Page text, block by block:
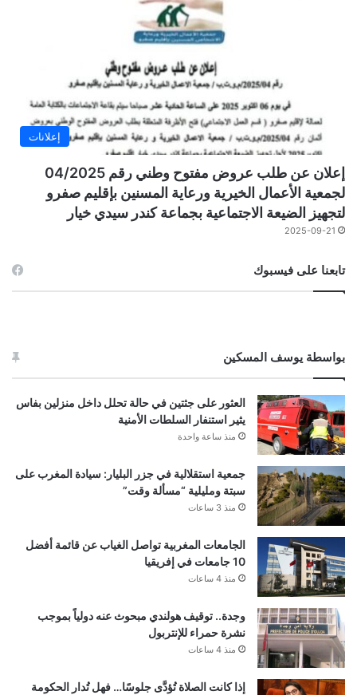
إعلانات
إعلان عن طلب عروض مفتوح وطني رقم 04/2025
لجمعية الأعمال الخيرية ورعاية المسنين بإقليم صفرو
لتجهيز الضيعة الاجتماعية بجماعة كندر سيدي خيار
2025-09-21
تابعنا على فيسبوك
بواسطة يوسف المسكين
العثور على جثتين في حالة تحلل داخل منزلين بفاس
يثير استنفار السلطات الأمنية
منذ ساعة واحدة
جمعية استقلالية في جزر البليار: سيادة المغرب على
سبتة ومليلية “مسألة وقت”
منذ 3 ساعات
الجامعات المغربية تواصل الغياب عن قائمة أفضل
10 جامعات في إفريقيا
منذ 4 ساعات
وجدة.. توقيف هولندي مبحوث عنه دولياً بموجب
نشرة حمراء للإنتربول
منذ 4 ساعات
إذا كانت الصلاة تُؤدَّى جلوسًا… فهل تُدار الحكومة